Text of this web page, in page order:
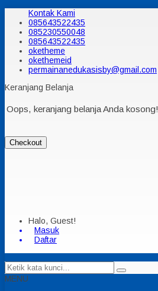
Kontak Kami
085643522435
085230550048
085643522435
oketheme
okethemeid
permainanedukasisby@gmail.com
Keranjang Belanja
Oops, keranjang belanja Anda kosong!
Checkout
Halo, Guest!
Masuk
Daftar
MENU